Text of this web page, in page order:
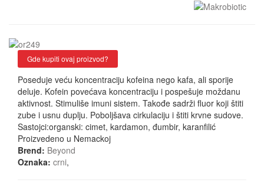
Gde kupiti ovaj proizvod?
Poseduje veću koncentraciju kofeina nego kafa, ali sporije
deluje. Kofein povećava koncentraciju i pospešuje moždanu
aktivnost. Stimuliše imuni sistem. Takođe sadrži fluor koji štiti
zube i usnu duplju. Poboljšava cirkulaciju i štiti krvne sudove.
Sastojci:organski: cimet, kardamon, đumbir, karanfilić
Proizvedeno u Nemackoj
Brend: Beyond
Oznaka: crni,